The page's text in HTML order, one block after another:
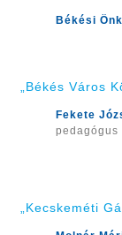
Békési
„Békés Város
Fekete
pedagógus
„Kecskeméti